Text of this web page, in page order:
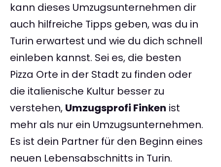
kann dieses Umzugsunternehmen dir
auch hilfreiche Tipps geben, was du in
Turin erwartest und wie du dich schnell
einleben kannst. Sei es, die besten
Pizza Orte in der Stadt zu finden oder
die italienische Kultur besser zu
verstehen, Umzugsprofi Finken ist
mehr als nur ein Umzugsunternehmen.
Es ist dein Partner für den Beginn eines
neuen Lebensabschnitts in Turin.